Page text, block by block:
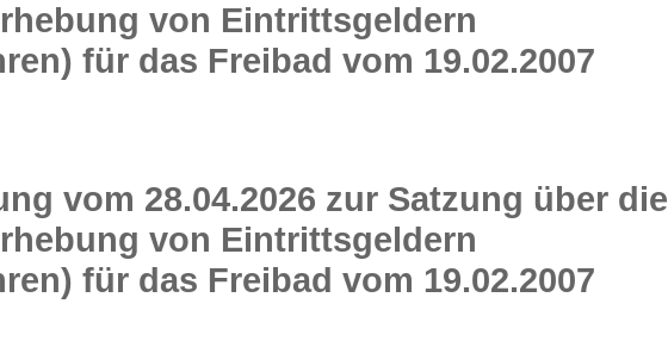
von Eintrittsgeldern
für das Freibad vom 19.02.2007
vom 28.04.2026 zur Satzung über die
von Eintrittsgeldern
für das Freibad vom 19.02.2007